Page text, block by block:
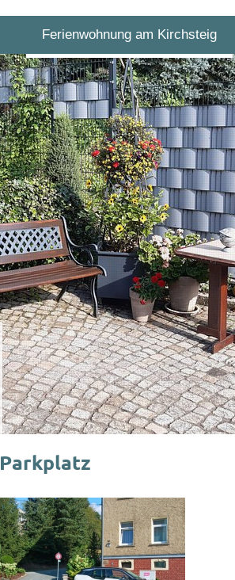
Ferienwohnung am Kirchsteig
Parkplatz